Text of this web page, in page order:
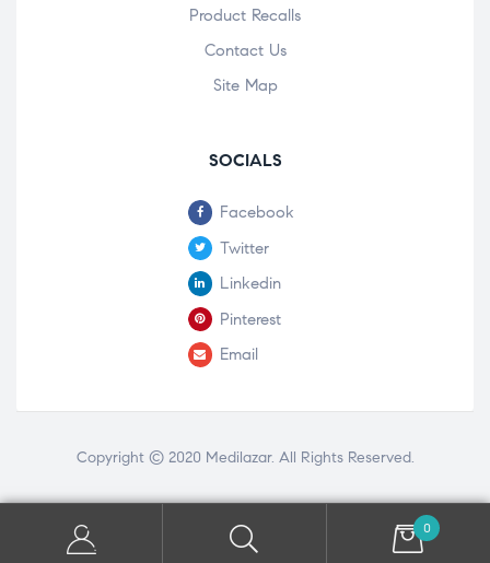
Product Recalls
Contact Us
Site Map
SOCIALS
Facebook
Twitter
Linkedin
Pinterest
Email
Copyright © 2020 Medilazar. All Rights Reserved.
0